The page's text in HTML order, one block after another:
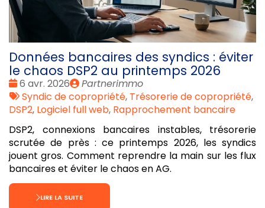
Données bancaires des syndics : éviter
le chaos DSP2 au printemps 2026
Date
:
6 avr. 2026
Publié
par
Partnerimmo
Tags
:
Syndic de copropriété, Trésorerie de copropriété,
DSP2, Logiciel full web, Rapprochement bancaire
DSP2, connexions bancaires instables, trésorerie
scrutée de près : ce printemps 2026, les syndics
jouent gros. Comment reprendre la main sur les flux
bancaires et éviter le chaos en AG.
LIRE LA SUITE